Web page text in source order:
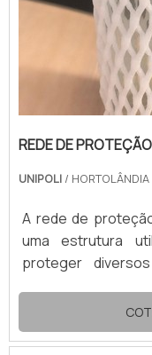
REDE DE
UNIPOLI /
A rede de
uma estrutura
proteger